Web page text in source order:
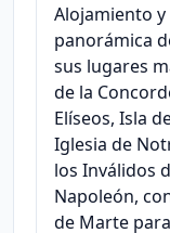
Alojamiento
panorámica
sus lugares
de la
Elíseos, Isla
Iglesia de
los Inválidos
Napoleón,
de Marte